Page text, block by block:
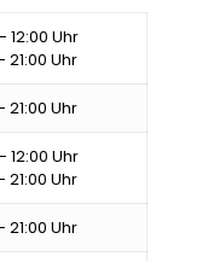
12:00 Uhr
21:00 Uhr
21:00 Uhr
12:00 Uhr
21:00 Uhr
21:00 Uhr